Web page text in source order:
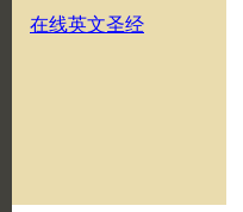
在线英文圣经